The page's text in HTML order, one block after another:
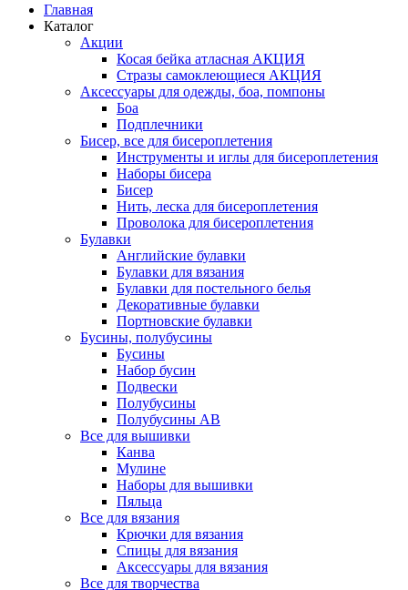
Главная
Каталог
Акции
Косая бейка атласная АКЦИЯ
Стразы самоклеющиеся АКЦИЯ
Аксессуары для одежды, боа, помпоны
Боа
Подплечники
Бисер, все для бисероплетения
Инструменты и иглы для бисероплетения
Наборы бисера
Бисер
Нить, леска для бисероплетения
Проволока для бисероплетения
Булавки
Английские булавки
Булавки для вязания
Булавки для постельного белья
Декоративные булавки
Портновские булавки
Бусины, полубусины
Бусины
Набор бусин
Подвески
Полубусины
Полубусины AB
Все для вышивки
Канва
Мулине
Наборы для вышивки
Пяльца
Все для вязания
Крючки для вязания
Спицы для вязания
Аксессуары для вязания
Все для творчества